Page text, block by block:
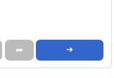
➦ ➜